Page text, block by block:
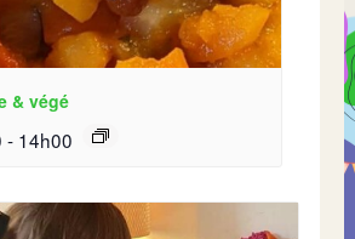
& végé
- 14h00